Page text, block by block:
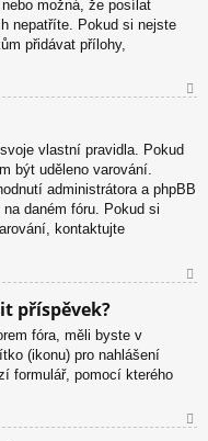
možná, že posílat
nepatříte. Pokud si nejste
přidávat přílohy,
or
vlastní pravidla. Pokud
být uděleno varování.
administrátora a phpBB
daném fóru. Pokud si
kontaktujte
příspěvek?
fóra, měli byste v
(ikonu) pro nahlášení
formulář, pomocí kterého